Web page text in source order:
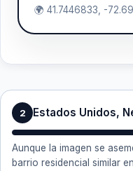
🌍 41.7446833, -
2 Estados Unidos,
Aunque la imagen se
barrio residencial similar